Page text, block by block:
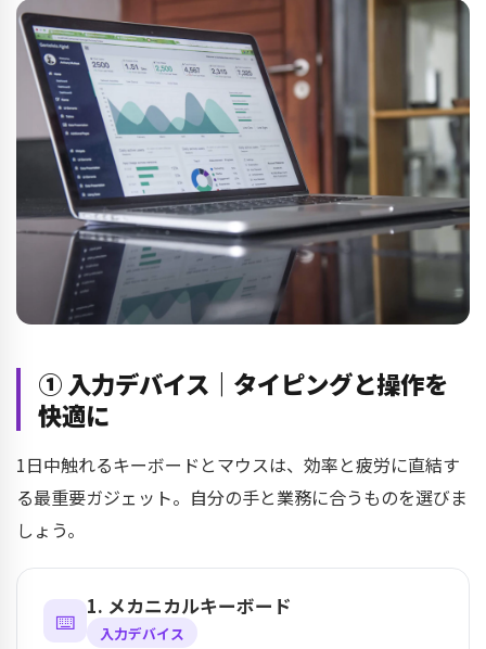
① 入力デバイス｜タイピングと操作を
快適に
1日中触れるキーボードとマウスは、効率と疲労に直結す
る最重要ガジェット。自分の手と業務に合うものを選びま
しょう。
⌨️
1. メカニカルキーボード
入力デバイス